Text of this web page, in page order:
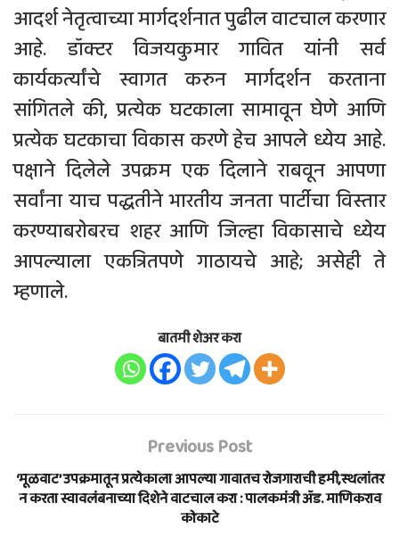
आदर्श नेतृत्वाच्या मार्गदर्शनात पुढील वाटचाल करणार
आहे. डॉक्टर विजयकुमार गावित यांनी सर्व
कार्यकर्त्यांचे स्वागत करुन मार्गदर्शन करताना
सांगितले की, प्रत्येक घटकाला सामावून घेणे आणि
प्रत्येक घटकाचा विकास करणे हेच आपले ध्येय आहे.
पक्षाने दिलेले उपक्रम एक दिलाने राबवून आपणा
सर्वांना याच पद्धतीने भारतीय जनता पार्टीचा विस्तार
करण्याबरोबरच शहर आणि जिल्हा विकासाचे ध्येय
आपल्याला एकत्रितपणे गाठायचे आहे; असेही ते
म्हणाले.
बातमी शेअर करा
Previous Post
‘मूळवाट’ उपक्रमातून प्रत्येकाला आपल्या गावातच रोजगाराची हमी,स्थलांतर
न करता स्वावलंबनाच्या दिशेने वाटचाल करा : पालकमंत्री ॲड. माणिकराव
कोकाटे